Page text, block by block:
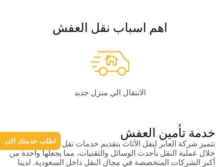
اهم اسباب نقل العفش
الانتقال الي منزل جديد
خدمة تأمين العفش
تتميز شركة العابر لنقل الأثاث بتقديم خدمات نقل العفش وتأمينه
خلال عملية النقل بأحدث الوسائل والتقنيات، مما يجعلها واحدة من
أكبر الشركات المتخصصة في مجال النقل داخل السعودية. لدينا
اطلب خدمتك الان